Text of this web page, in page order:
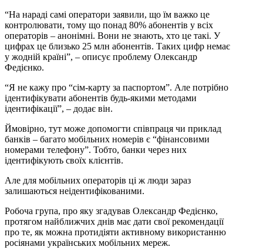
“На нараді самі оператори заявили, що їм важко це
контролювати, тому що понад 80% абонентів у всіх
операторів – анонімні. Вони не знають, хто це такі. У
цифрах це близько 25 млн абонентів. Таких цифр немає
у жодній країні”, – описує проблему Олександр
Федієнко.
“Я не кажу про “сім-карту за паспортом”. Але потрібно
ідентифікувати абонентів будь-якими методами
ідентифікації”, – додає він.
Ймовірно, тут може допомогти співпраця чи приклад
банків – багато мобільних номерів є “фінансовими
номерами телефону”. Тобто, банки через них
ідентифікують своїх клієнтів.
Але для мобільних операторів ці ж люди зараз
залишаються неідентифікованими.
Робоча група, про яку згадував Олександр Федієнко,
протягом найближчих днів має дати свої рекомендації
про те, як можна протидіяти активному використанню
росіянами українських мобільних мереж.